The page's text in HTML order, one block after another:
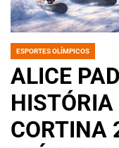
POSTED
ESPORTES OLÍMPICOS
ALICE
CORTINA